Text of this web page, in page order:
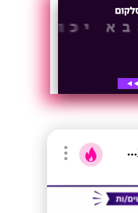
טופ מרקטינג קידום ושיווק בע"מ